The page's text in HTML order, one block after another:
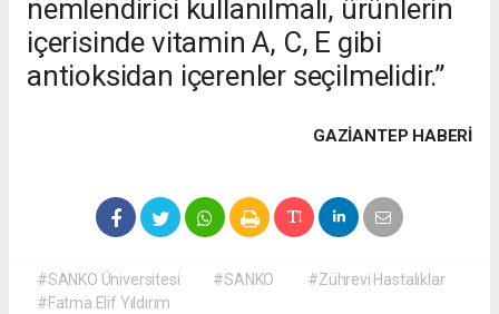
nemlendirici kullanılmalı, ürünlerin
içerisinde vitamin A, C, E gibi
antioksidan içerenler seçilmelidir.”
GAZIANTEP HABERİ
#SANKO Üniversitesi #SANKO
#Zührevi Hastalıklar
#Fatma Elif Yıldırım